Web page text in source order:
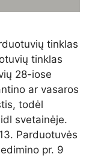
tinklas
tinklas
28-iose
ar vasaros
todėl
svetainėje.
Parduotuvės
pr. 9